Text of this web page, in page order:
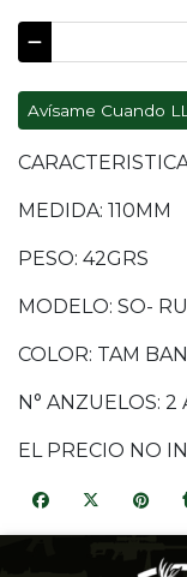
Avísame Cuando
MEDIDA: 110MM
PESO: 42GRS
MODELO: SO-
COLOR: TAM BAN
N° ANZUELOS:
EL PRECIO NO